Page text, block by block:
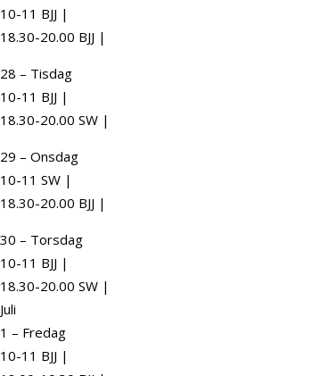
10-11 BJJ |
18.30-20.00 BJJ |
28 – Tisdag
10-11 BJJ |
18.30-20.00 SW |
29 – Onsdag
10-11 SW |
18.30-20.00 BJJ |
30 – Torsdag
10-11 BJJ |
18.30-20.00 SW |
Juli
1 – Fredag
10-11 BJJ |